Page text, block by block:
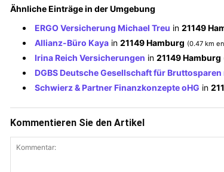
Ähnliche Einträge in der Umgebung
ERGO Versicherung Michael Treu in 21149
Allianz-Büro Kaya in 21149 Hamburg (0.47 km
Irina Reich Versicherungen in 21149 Hamburg
DGBS Deutsche Gesellschaft für Bruttosparen
Schwierz & Partner Finanzkonzepte oHG in
Kommentieren Sie den Artikel